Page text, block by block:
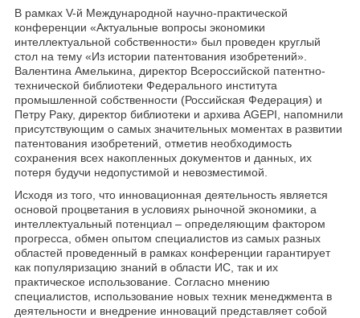
В рамках V-й Международной научно-практической
конференции «Актуальные вопросы экономики
интеллектуальной собственности» был проведен круглый
стол на тему «Из истории патентования изобретений».
Валентина Амелькина, директор Всероссийской патентно-
технической библиотеки Федерального института
промышленной собственности (Российская Федерация) и
Петру Раку, директор библиотеки и архива AGEPI, напомнили
присутствующим о самых значительных моментах в развитии
патентования изобретений, отметив необходимость
сохранения всех накопленных документов и данных, их
потеря будучи недопустимой и невозместимой.
Исходя из того, что инновационная деятельность является
основой процветания в условиях рыночной экономики, а
интеллектуальный потенциал – определяющим фактором
прогресса, обмен опытом специалистов из самых разных
областей проведенный в рамках конференции гарантирует
как популяризацию знаний в области ИС, так и их
практическое использование. Согласно мнению
специалистов, использование новых техник менеджмента в
деятельности и внедрение инноваций представляет собой